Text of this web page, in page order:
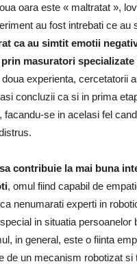
oara este « maltratat »,
au fost intrebati ce
ca au simtit emotii
masuratori specializate
experienta, cercetatorii
concluzii ca si in prima
facandu-se in acelasi fel
contribuie la mai buna
, omul fiind capabil de
nenumarati experti in
in situatia
in general, este o fiinta
de un mecanism robotizat